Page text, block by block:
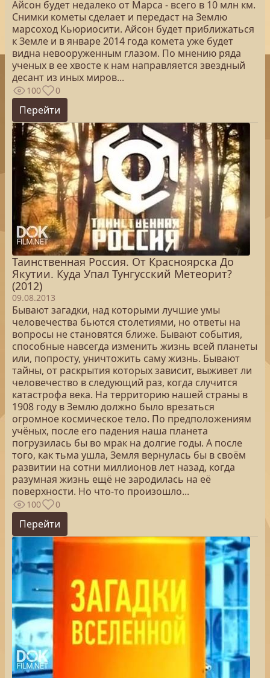
Айсон будет недалеко от Марса - всего в 10 млн км.
Снимки кометы сделает и передаст на Землю
марсоход Кьюриосити. Айсон будет приближаться
к Земле и в январе 2014 года комета уже будет
видна невооруженным глазом. По мнению ряда
ученых в ее хвосте к нам направляется звездный
десант из иных миров...
100 0
Перейти
Таинственная Россия. От Красноярска До
Якутии. Куда Упал Тунгусский Метеорит?
(2012)
09.08.2013
Бывают загадки, над которыми лучшие умы
человечества бьются столетиями, но ответы на
вопросы не становятся ближе. Бывают события,
способные навсегда изменить жизнь всей планеты
или, попросту, уничтожить саму жизнь. Бывают
тайны, от раскрытия которых зависит, выживет ли
человечество в следующий раз, когда случится
катастрофа века. На территорию нашей страны в
1908 году в Землю должно было врезаться
огромное космическое тело. По предположениям
учёных, после его падения наша планета
погрузилась бы во мрак на долгие годы. А после
того, как тьма ушла, Земля вернулась бы в своём
развитии на сотни миллионов лет назад, когда
разумная жизнь ещё не зародилась на её
поверхности. Но что-то произошло...
100 0
Перейти